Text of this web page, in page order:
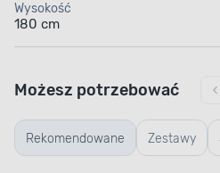
Wysokość
180 cm
Rekomendowane Zestawy
Możesz potrzebować